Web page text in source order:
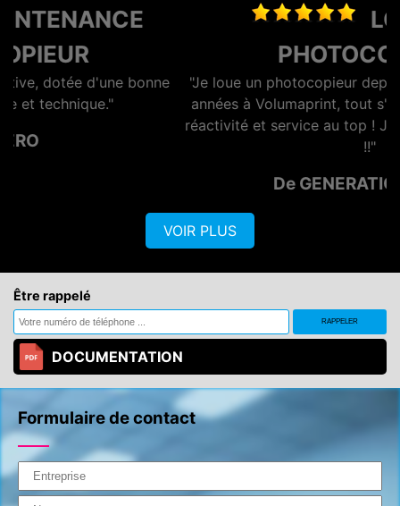
LOCATION
PHOTOCOPIEUR
"Je loue un photocopieur depuis maintenant plusieurs
années à Volumaprint, tout s'est toujours bien passé,
réactivité et service au top ! Je recommande vivement
De GENERATION OPTIQ
VOIR PLUS
Être rappelé
DOCUMENTATION
Formulaire de contact